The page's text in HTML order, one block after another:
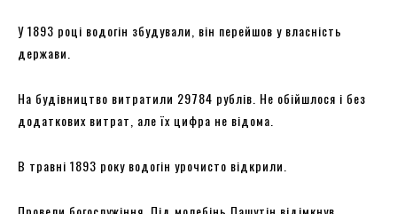
У 1893 році водогін збудували, він перейшов у власність
держави.
На будівництво витратили 29784 рублів. Не обійшлося і без
додаткових витрат, але їх цифра не відома.
В травні 1893 року водогін урочисто відкрили.